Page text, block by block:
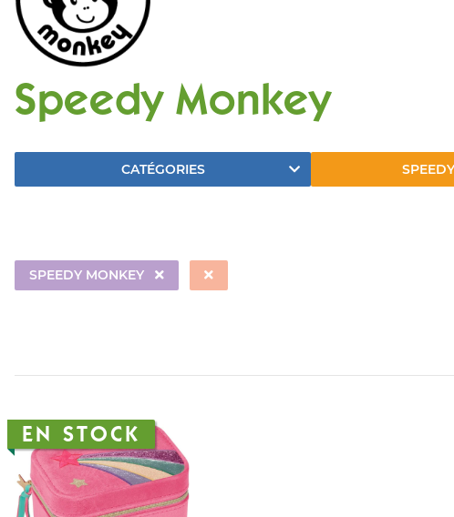
Speedy Monkey
CATÉGORIES
SPEEDY MONKEY
EN STOCK